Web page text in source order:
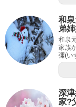
和
弟
和泉
家族
彌(い
深
家?